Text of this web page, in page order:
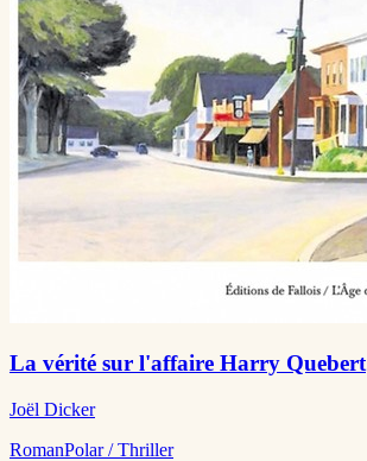
La vérité sur l'affaire Harry Quebert
Joël Dicker
RomanPolar / Thriller